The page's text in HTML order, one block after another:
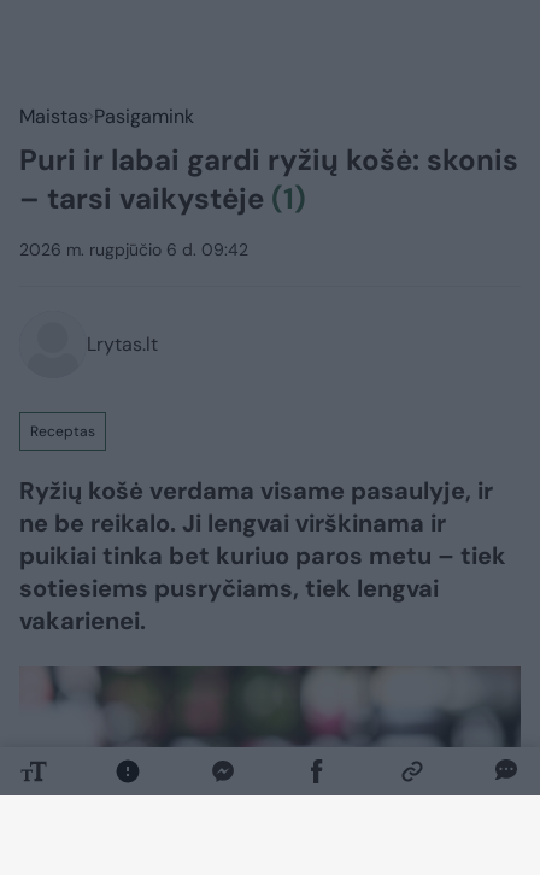
Maistas Pasigamink
Puri ir labai gardi ryžių košė: skonis
– tarsi vaikystėje (1)
2026 m. rugpjūčio 6 d. 09:42
Lrytas.lt
Receptas
Ryžių košė verdama visame pasaulyje, ir
ne be reikalo. Ji lengvai virškinama ir
puikiai tinka bet kuriuo paros metu – tiek
sotiesiems pusryčiams, tiek lengvai
vakarienei.